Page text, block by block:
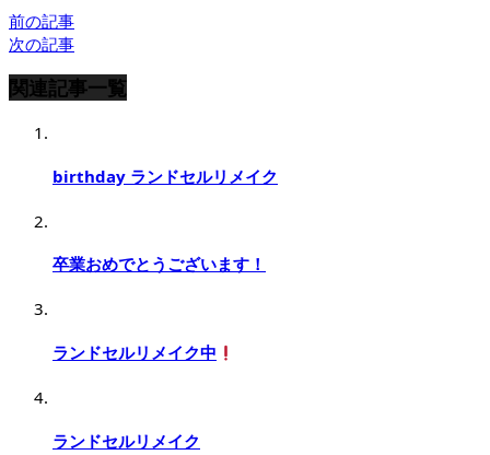
前の記事
次の記事
関連記事一覧
birthday ランドセルリメイク
卒業おめでとうございます！
ランドセルリメイク中
ランドセルリメイク